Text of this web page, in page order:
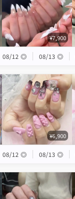
¥7,900
08/12 ◎ 08/13 ◎
¥6,900
08/12 ◎ 08/13 ◎